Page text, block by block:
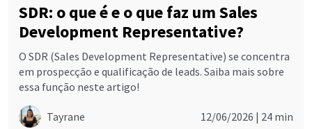
SDR: o que é e o que faz um Sales
Development Representative?
O SDR (Sales Development Representative) se concentra
em prospecção e qualificação de leads. Saiba mais sobre
essa função neste artigo!
Tayrane 12/06/2026 | 24 min